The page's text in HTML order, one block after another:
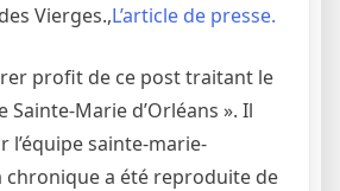
Vierges.,L’article de presse.
profit de ce post traitant le
Sainte-Marie d’Orléans ». Il
l’équipe sainte-marie-
chronique a été reproduite de